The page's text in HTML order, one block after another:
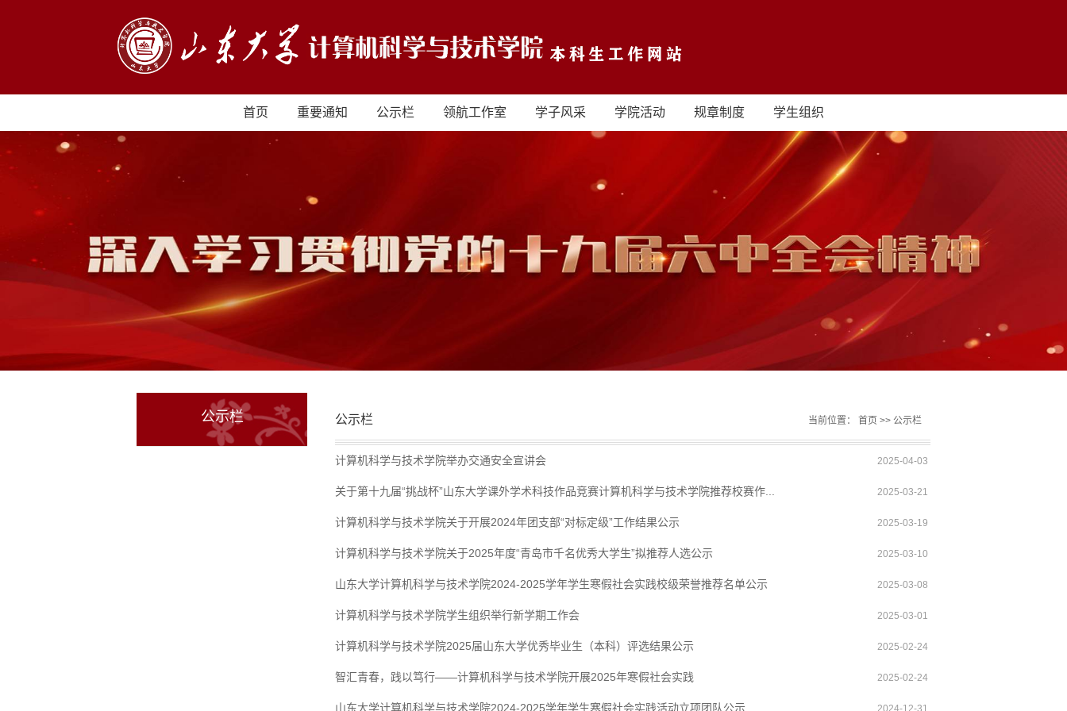
首页 重要通知 公示栏 领航工作室 学子风采 学院活动 规章制度 学生组织
公示栏 公示栏 当前位置： 首页 >> 公示栏
计算机科学与技术学院举办交通安全宣讲会 2025-04-03
关于第十九届“挑战杯”山东大学课外学术科技作品竞赛计算机科学与技术学院推荐校赛作... 2025-03-21
计算机科学与技术学院关于开展2024年团支部“对标定级”工作结果公示 2025-03-19
计算机科学与技术学院关于2025年度“青岛市千名优秀大学生”拟推荐人选公示 2025-03-10
山东大学计算机科学与技术学院2024-2025学年学生寒假社会实践校级荣誉推荐名单公示 2025-03-08
计算机科学与技术学院学生组织举行新学期工作会 2025-03-01
计算机科学与技术学院2025届山东大学优秀毕业生（本科）评选结果公示 2025-02-24
智汇青春，践以笃行——计算机科学与技术学院开展2025年寒假社会实践 2025-02-24
山东大学计算机科学与技术学院2024-2025学年学生寒假社会实践活动立项团队公示 2024-12-31